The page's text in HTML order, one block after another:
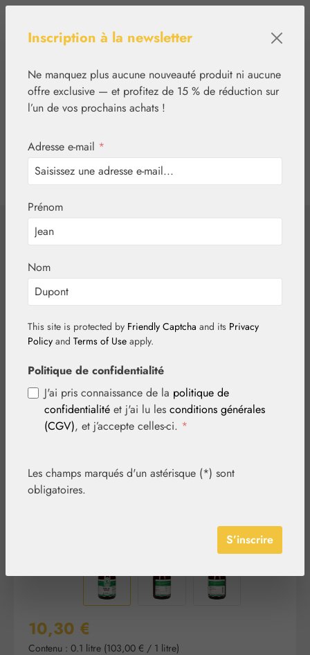
tcinn-a11y-toolbar.show
Eau de camomille
Ignorer la galerie d'images
Prix régulier :
10,30 €
Contenu : 0.1 litre (103,00 € / 1 litre)
Inscription à la newsletter
Ne manquez plus aucune nouveauté produit ni aucune
offre exclusive — et profitez de 15 % de réduction sur
l’un de vos prochains achats !
Adresse e-mail *
Prénom
Nom
This site is protected by Friendly Captcha and its Privacy
Policy and Terms of Use apply.
Politique de confidentialité
J'ai pris connaissance de la politique de
confidentialité et j'ai lu les conditions générales
(CGV), et j’accepte celles-ci. *
Les champs marqués d'un astérisque (*) sont
obligatoires.
S’inscrire